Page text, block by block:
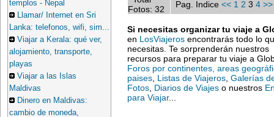
templos - Nepal
Llamar/ Internet en Sri
Lanka: telefonos, wifi, sim...
Viajar a Kerala: qué ver,
alojamiento, transporte,
playas
Viajar a las Islas
Maldivas
Dinero en Maldivas:
cambio de moneda,
Fotos: 32
Pag. Indice << 1 2 3 4 >>
Si necesitas organizar tu viaje a
en LosViajeros encontrarás todo lo
necesitas. Te sorprenderán nuestros
recursos para preparar tu viaje a
Foros por continentes, areas
paises Listas de Viajeros Galerías
Fotos Diarios de Viajes o nuestros
para Viajar...